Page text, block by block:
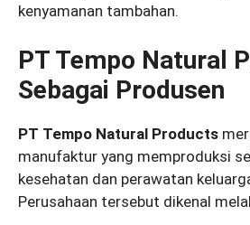
kenyamanan tambahan.
PT Tempo Natural
Sebagai Produsen
PT Tempo Natural Products
manufaktur yang memproduksi
kesehatan dan perawatan
Perusahaan tersebut dikenal